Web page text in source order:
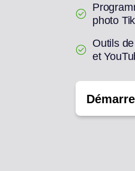
photo
Outils
et